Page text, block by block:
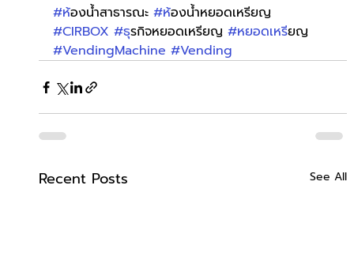
#ห้องน้ำสาธารณะ #ห้องน้ำหยอดเหรียญ
#CIRBOX #ธุรกิจหยอดเหรียญ #หยอดเหรียญ
#VendingMachine #Vending
Recent Posts See All